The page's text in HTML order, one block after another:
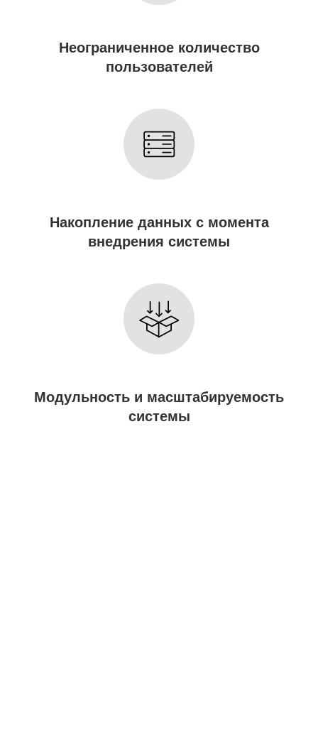
Неограниченное количество
пользователей
Накопление данных с момента
внедрения системы
Модульность и масштабируемость
системы